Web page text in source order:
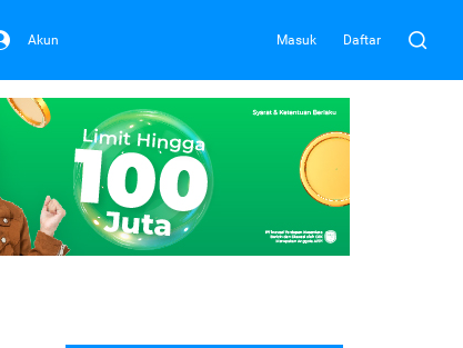
Akun Masuk Daftar